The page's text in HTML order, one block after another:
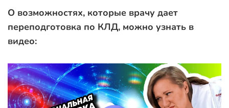
О возможностях, которые врачу дает
переподготовка по КЛД, можно узнать в
видео: